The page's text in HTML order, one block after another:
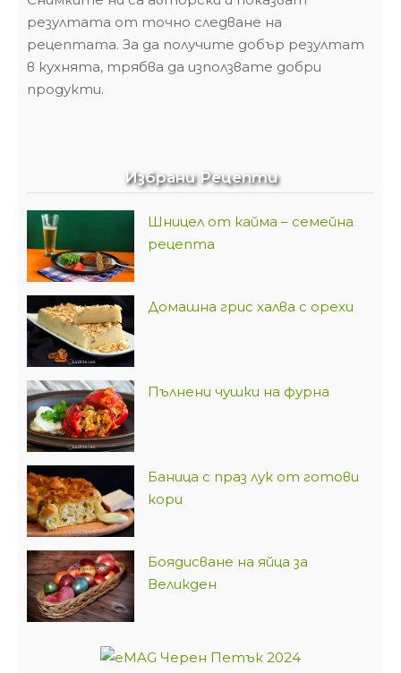
резултата от точно следване на
рецептата. За да получите добър резултат
в кухнята, трябва да използвате добри
продукти.
Избрани Рецепти
Шницел от кайма – семейна
рецепта
Домашна грис халва с орехи
Пълнени чушки на фурна
Баница с праз лук от готови
кори
Боядисване на яйца за
Великден